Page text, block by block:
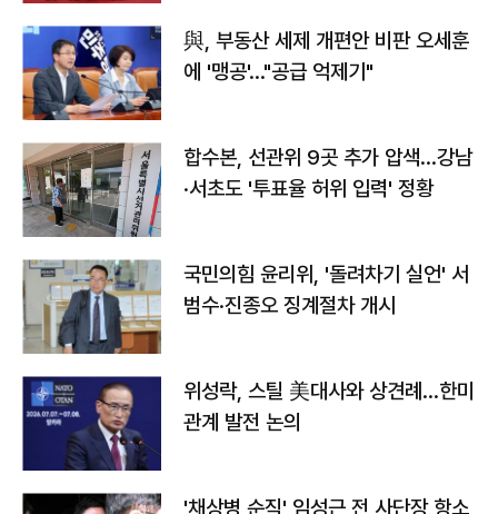
與, 부동산 세제 개편안 비판 오세훈
에 '맹공'…"공급 억제기"
합수본, 선관위 9곳 추가 압색…강남
·서초도 '투표율 허위 입력' 정황
국민의힘 윤리위, '돌려차기 실언' 서
범수·진종오 징계절차 개시
위성락, 스틸 美대사와 상견례…한미
관계 발전 논의
'채상병 순직' 임성근 전 사단장 항소